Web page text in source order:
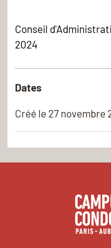
Conseil
2024
Dates
Créé le 27 novembre